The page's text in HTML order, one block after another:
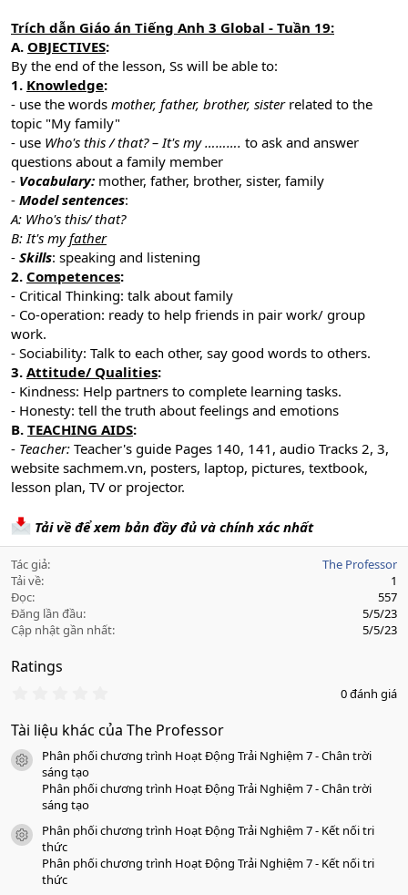
Trích dẫn Giáo án Tiếng Anh 3 Global - Tuần 19:
A. OBJECTIVES:
By the end of the lesson, Ss will be able to:
1. Knowledge:
- use the words mother, father, brother, sisterrelated to the
topic "My family"
- use Who's this / that? – It's my ………. to ask and answer
questions about a family member
- Vocabulary: mother, father, brother, sister, family
- Model sentences:
A: Who's this/ that?
B: It's myfather
- Skills: speaking and listening
2. Competences:
- Critical Thinking: talk about family
- Co-operation: ready to help friends in pair work/ group
work.
- Sociability: Talk to each other, say good words to others.
3. Attitude/ Qualities:
- Kindness: Help partners to complete learning tasks.
- Honesty: tell the truth about feelings and emotions
B. TEACHING AIDS:
- Teacher: Teacher's guide Pages 140, 141, audio Tracks 2, 3,
website sachmem.vn, posters, laptop, pictures, textbook,
lesson plan, TV or projector.
Tải về để xem bản đầy đủ và chính xác nhất
Tác giả
The Professor
Tải về
1
Đọc
557
Đăng lần đầu
5/5/23
Cập nhật gần nhất
5/5/23
Ratings
0
0
a
0 đánh giá
Tài liệu khác của The Professor
icon tài liệu
Phân phối chương trình Hoạt Động Trải Nghiệm 7 - Chân trời
sáng tạo
Phân phối chương trình Hoạt Động Trải Nghiệm 7 - Chân trời
sáng tạo
icon tài liệu
Phân phối chương trình Hoạt Động Trải Nghiệm 7 - Kết nối tri
thức
Phân phối chương trình Hoạt Động Trải Nghiệm 7 - Kết nối tri
thức